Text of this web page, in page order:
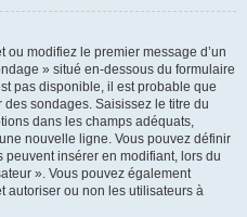
modifiez le premier message d’un
» situé en-dessous du formulaire
pas disponible, il est probable que
sondages. Saisissez le titre du
dans les champs adéquats,
nouvelle ligne. Vous pouvez définir
peuvent insérer en modifiant, lors du
». Vous pouvez également
autoriser ou non les utilisateurs à